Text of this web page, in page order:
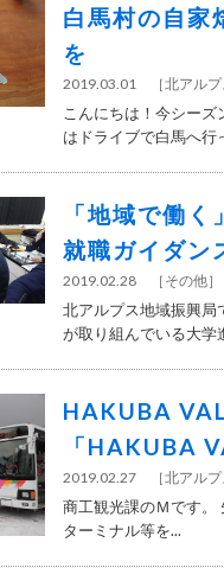
白馬村の自家
を
2019.03.01 ［北アル
こんにちは！今シー
はドライブで白馬へ行
「地域で働
就職ガイダン
2019.02.28 ［ その他］
北アルプス地域振興局
が取り組んでいる大学
HAKUBA
「HAKUBA
2019.02.27 ［北アル
商工観光課のＭです。
ターミナル等を...